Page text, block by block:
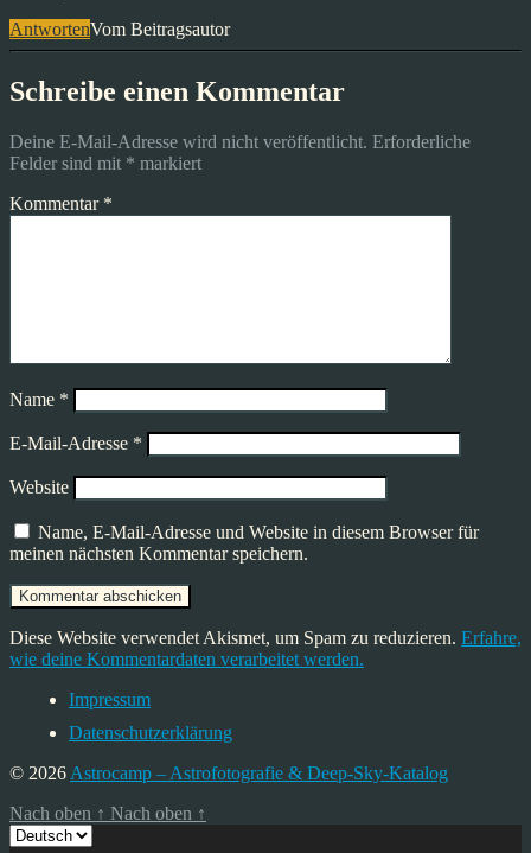
AntwortenVom Beitragsautor
Schreibe einen Kommentar
Deine E-Mail-Adresse wird nicht veröffentlicht. Erforderliche
Felder sind mit * markiert
Kommentar *
Name *
E-Mail-Adresse *
Website
Name, E-Mail-Adresse und Website in diesem Browser für
meinen nächsten Kommentar speichern.
Diese Website verwendet Akismet, um Spam zu reduzieren. Erfahre,
wie deine Kommentardaten verarbeitet werden.
Impressum
Datenschutzerklärung
© 2026 Astrocamp – Astrofotografie & Deep-Sky-Katalog
Nach oben ↑ Nach oben ↑
Sprache
auswählen